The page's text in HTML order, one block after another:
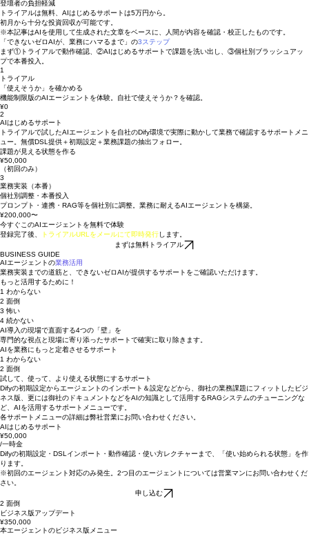
準備品質の向上
初登壇でも高品質なウェビナーが可能
登壇者の負担軽減
トライアルは無料、AIはじめるサポートは5万円から。
初月から十分な投資回収が可能です。
※本記事はAIを使用して生成された文章をベースに、人間が内容を確認・校正したものです。
「できないゼロAIが、業務にハマるまで」の
まず①トライアルで動作確認、②AIはじめるサポートで課題を洗い出し、③個社別ブラッシュアッ
プで本番投入。
トライアル
「使えそうか」を確かめる
機能制限版のAIエージェントを体験。自社で使えそうか？を確認。
¥0
2
AIはじめるサポート
トライアルで試したAIエージェントを自社のDify環境で実際に動かして業務で確認するサポートメニ
ュー。無償DSL提供＋初期設定＋業務課題の抽出フォロー。
課題が見える状態を作る
¥50,000
​（初回のみ）
3
業務実装（本番）
個社別調整・本番投入
プロンプト・連携・RAG等を個社別に調整。業務に耐えるAIエージェントを構築。
¥200,000〜
今すぐこのAIエージェントを無料で体験
登録完了後、トライアルURLをメールにて即時発行
BUSINESS GUIDE
AIエージェントの業務活用
業務実装までの道筋と、できないゼロAIが提供するサポートをご確認いただけます。
もっと活用するために！
1 わからない
2 面倒
3 怖い
4 続かない
AI導入の現場で直面する4つの「壁」を
専門的な視点と現場に寄り添ったサポートで確実に取り除きます。
AIを業務にもっと定着させるサポート
1 わからない
2 面倒
試して、使って、より使える状態にするサポート
Difyの初期設定からエージェントのインポート＆設定などから、御社の業務課題にフィットしたビジ
ネス版、更には御社のドキュメントなどをAIの知識として活用するRAGシステムのチューニングな
ど、AIを活用するサポートメニューです。
各サポートメニューの詳細は弊社営業にお問い合わせください。
AIはじめるサポート
¥50,000
/一時金
Difyの初期設定・DSLインポート・動作確認・使い方レクチャーまで、「使い始められる状態」を作
ります。
​※初回のエージェント対応のみ発生。2つ目のエージェントについては営業マンにお問い合わせくだ
さい。
2 面倒